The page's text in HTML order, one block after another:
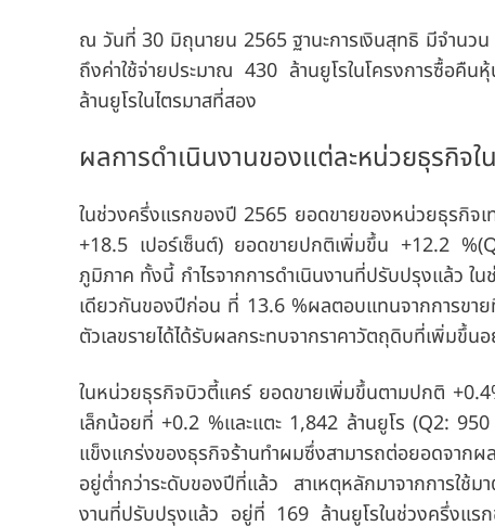
ณ วันที่ 30 มิถุนายน 2565ฐานะการเงินสุทธิ มีจำนว
ถึงค่าใช้จ่ายประมาณ 430 ล้านยูโรในโครงการซื้อคื
ล้านยูโรในไตรมาสที่สอง
ผลการดำเนินงานของแต่ละหน่วยธุรกิจ
ในช่วงครึ่งแรกของปี 2565 ยอดขายของหน่วยธุรกิจเ
+18.5 เปอร์เซ็นต์) ยอดขายปกติเพิ่มขึ้น +12.2
ภูมิภาค ทั้งนี้ กำไรจากการดำเนินงานที่ปรับปรุงแล้ว
เดียวกันของปีก่อน ที่ 13.6 %ผลตอบแทนจากการขา
ตัวเลขรายได้ได้รับผลกระทบจากราคาวัตถุดิบที่เพิ่มขึ้
ในหน่วยธุรกิจบิวตี้แคร์ยอดขายเพิ่มขึ้นตามปกติ
เล็กน้อยที่ +0.2 %และแตะ 1,842 ล้านยูโร (Q2:
แข็งแกร่งของธุรกิจร้านทำผมซึ่งสามารถต่อยอดจาก
อยู่ต่ำกว่าระดับของปีที่แล้ว สาเหตุหลักมาจากการใช้
งานที่ปรับปรุงแล้ว อยู่ที่ 169 ล้านยูโรในช่วงครึ่ง